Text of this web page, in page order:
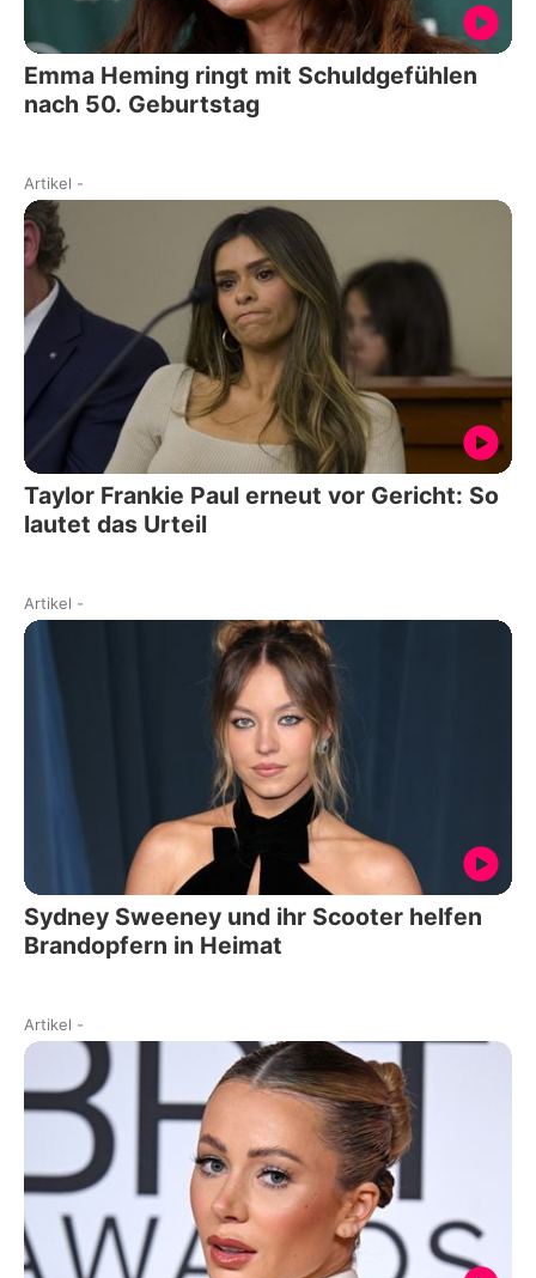
Emma Heming ringt mit Schuldgefühlen
nach 50. Geburtstag
Artikel -
Taylor Frankie Paul erneut vor Gericht: So
lautet das Urteil
Artikel -
Sydney Sweeney und ihr Scooter helfen
Brandopfern in Heimat
Artikel -